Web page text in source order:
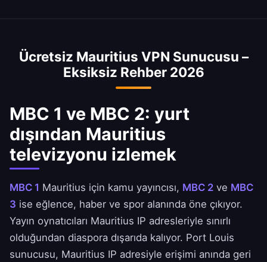
Ücretsiz Mauritius VPN Sunucusu –
Eksiksiz Rehber 2026
MBC 1 ve MBC 2: yurt
dışından Mauritius
televizyonu izlemek
MBC 1 Mauritius için kamu yayıncısı, MBC 2 ve MBC
3 ise eğlence, haber ve spor alanında öne çıkıyor.
Yayın oynatıcıları Mauritius IP adresleriyle sınırlı
olduğundan diaspora dışarıda kalıyor. Port Louis
sunucusu, Mauritius IP adresiyle erişimi anında geri